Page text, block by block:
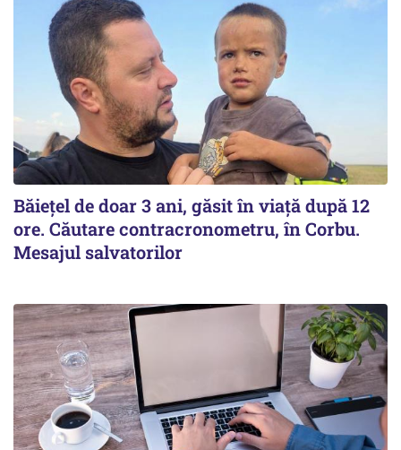
Băiețel de doar 3 ani, găsit în viață după 12
ore. Căutare contracronometru, în Corbu.
Mesajul salvatorilor